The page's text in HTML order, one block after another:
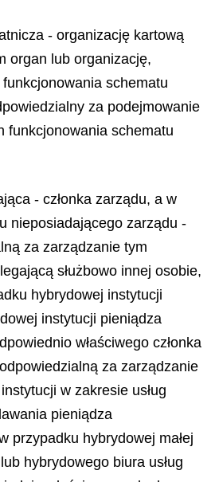
- organizację kartową
organ lub organizację,
schematu
za podejmowanie
funkcjonowania schematu
- członka zarządu, a w
nieposiadającego zarządu -
za zarządzanie tym
służbowo innej osobie,
hybrydowej instytucji
instytucji pieniądza
właściwego członka
za zarządzanie
w zakresie usług
pieniądza
przypadku hybrydowej małej
hybrydowego biura usług